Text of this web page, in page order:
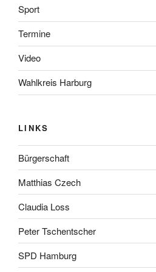
Sport
Termine
Video
Wahlkreis Harburg
LINKS
Bürgerschaft
Matthias Czech
Claudia Loss
Peter Tschentscher
SPD Hamburg